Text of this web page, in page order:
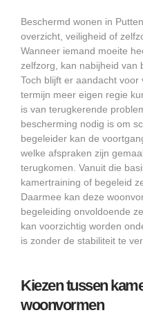
Beschermd wonen in
overzicht, veiligheid of
Wanneer iemand moeite
zelfzorg, kan nabijheid van
Toch blijft er aandacht
termijn meer eigen regie
is van terugkerende
bescherming nodig is om
begeleider kan de
welke afspraken zijn
terugkomen. Vanuit die
kamertraining of begeleid
Daarmee kan deze
begeleiding onvoldoende
kan voorzichtig worden
is zonder de stabiliteit te
Kiezen tussen
woonvormen